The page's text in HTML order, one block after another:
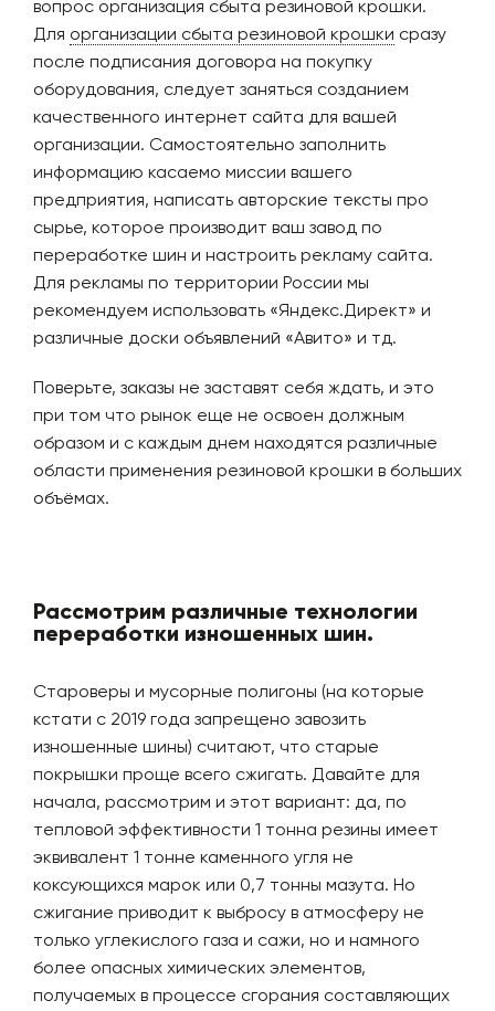
вопрос организация сбыта резиновой крошки.
Для организации сбыта резиновой крошки сразу
после подписания договора на покупку
оборудования, следует заняться созданием
качественного интернет сайта для вашей
организации. Самостоятельно заполнить
информацию касаемо миссии вашего
предприятия, написать авторские тексты про
сырье, которое производит ваш завод по
переработке шин и настроить рекламу сайта.
Для рекламы по территории России мы
рекомендуем использовать «Яндекс.Директ» и
различные доски объявлений «Авито» и тд.
Поверьте, заказы не заставят себя ждать, и это
при том что рынок еще не освоен должным
образом и с каждым днем находятся различные
области применения резиновой крошки в больших
объёмах.
Рассмотрим различные технологии
переработки изношенных шин.
Староверы и мусорные полигоны (на которые
кстати с 2019 года запрещено завозить
изношенные шины) считают, что старые
покрышки проще всего сжигать. Давайте для
начала, рассмотрим и этот вариант: да, по
тепловой эффективности 1 тонна резины имеет
эквивалент 1 тонне каменного угля не
коксующихся марок или 0,7 тонны мазута. Но
сжигание приводит к выбросу в атмосферу не
только углекислого газа и сажи, но и намного
более опасных химических элементов,
получаемых в процессе сгорания составляющих